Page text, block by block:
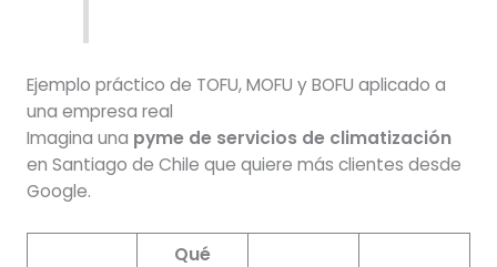
Ejemplo práctico de TOFU, MOFU y BOFU aplicado a
una empresa real
Imagina una pyme de servicios de climatización
en Santiago de Chile que quiere más clientes desde
Google.
Qué